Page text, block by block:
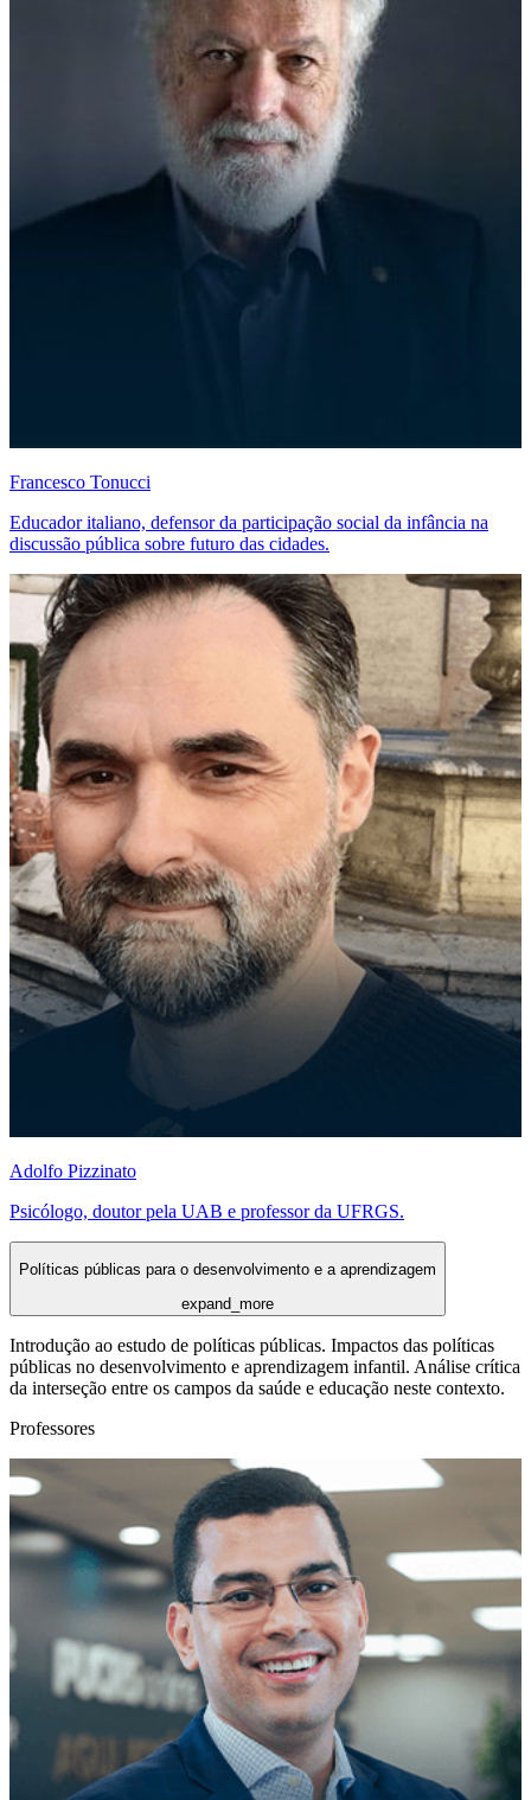
Francesco Tonucci
Educador italiano, defensor da participação social da infância na
discussão pública sobre futuro das cidades.
Adolfo Pizzinato
Psicólogo, doutor pela UAB e professor da UFRGS.
Políticas públicas para o desenvolvimento e a aprendizagem
expand_more
Introdução ao estudo de políticas públicas. Impactos das políticas
públicas no desenvolvimento e aprendizagem infantil. Análise crítica
da interseção entre os campos da saúde e educação neste contexto.
Professores